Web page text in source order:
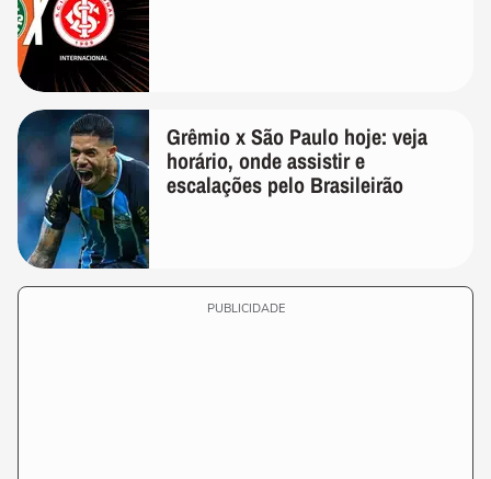
Grêmio x São Paulo hoje: veja
horário, onde assistir e
escalações pelo Brasileirão
PUBLICIDADE